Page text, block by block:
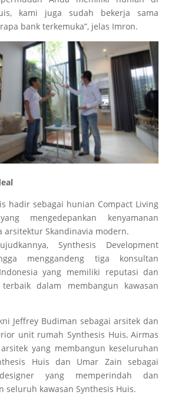
kami juga sudah bekerja sama
bank terkemuka”, jelas Imron.
hadir sebagai hunian Compact Living
mengedepankan kenyamanan
arsitektur Skandinavia modern.
Synthesis Development
menggandeng tiga konsultan
yang memiliki reputasi dan
terbaik dalam membangun kawasan
Jeffrey Budiman sebagai arsitek dan
unit rumah Synthesis Huis, Airmas
yang membangun keseluruhan
Huis dan Umar Zain sebagai
yang memperindah dan
seluruh kawasan Synthesis Huis.